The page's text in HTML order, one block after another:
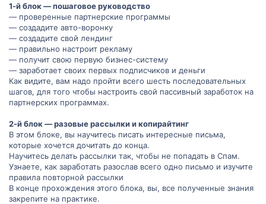
1-й блок — пошаговое руководство
— проверенные партнерские программы
— создадите авто-воронку
— создадите свой лендинг
— правильно настроит рекламу
— получит свою первую бизнес-систему
— заработает своих первых подписчиков и деньги
Как видите, вам надо пройти всего шесть последовательных
шагов, для того чтобы настроить свой пассивный заработок на
партнерских программах.
2-й блок — разовые рассылки и копирайтинг
В этом блоке, вы научитесь писать интересные письма,
которые хочется дочитать до конца.
Научитесь делать рассылки так, чтобы не попадать в Спам.
Узнаете, как заработать разослав всего одно письмо и изучите
правила повторной рассылки
В конце прохождения этого блока, вы, все полученные знания
закрепите на практике.